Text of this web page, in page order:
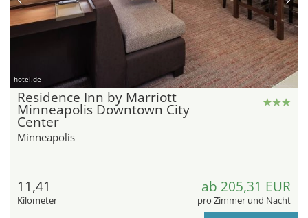
hotel.de
Residence Inn by Marriott
Minneapolis Downtown City
Center
Minneapolis
11,41
Kilometer
ab 205,31 EUR
pro Zimmer und Nacht